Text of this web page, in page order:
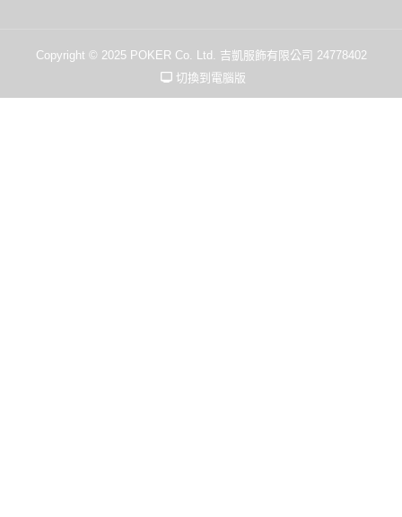
Copyright © 2025 POKER Co. Ltd. 吉凱服飾有限公司 24778402
切換到電腦版